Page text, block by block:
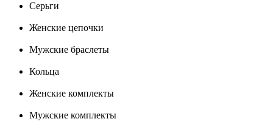
Серьги
Женские цепочки
Мужские браслеты
Кольца
Женские комплекты
Мужские комплекты